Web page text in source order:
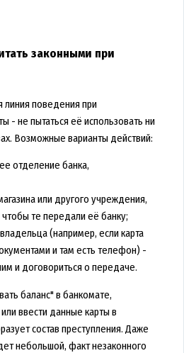
законными при
линия поведения при
- не пытаться её использовать ни
Возможные варианты действий:
отделение банка,
или другого учреждения,
те передали её банку;
(например, если карта
и там есть телефон) -
и договориться о передаче.
баланс" в банкомате,
ввести данные карты в
состав преступления. Даже
небольшой, факт незаконного